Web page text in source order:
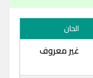
الحان
غير معروف